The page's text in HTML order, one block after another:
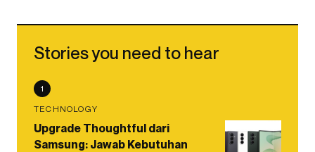
Stories you need to hear
1
TECHNOLOGY
Upgrade Thoughtful dari
Samsung: Jawab Kebutuhan